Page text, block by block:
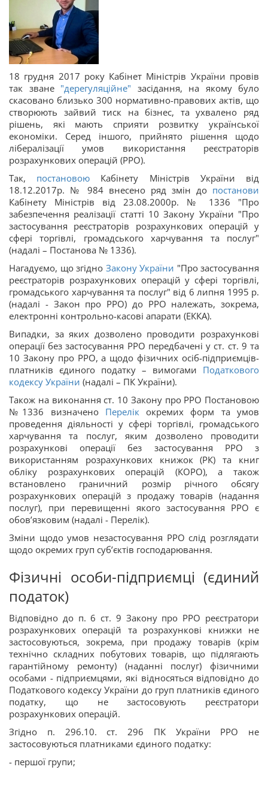
18 грудня 2017 року Кабінет Міністрів України провів
так зване "дерегуляційне" засідання, на якому було
скасовано близько 300 нормативно-правових актів, що
створюють зайвий тиск на бізнес, та ухвалено ряд
рішень, які мають сприяти розвитку української
економіки. Серед іншого, прийнято рішення щодо
лібералізації умов використання реєстраторів
розрахункових операцій (РРО).
Так, постановою Кабінету Міністрів України від
18.12.2017р. № 984 внесено ряд змін до постанови
Кабінету Міністрів від 23.08.2000р. № 1336 "Про
забезпечення реалізації статті 10 Закону України "Про
застосування реєстраторів розрахункових операцій у
сфері торгівлі, громадського харчування та послуг"
(надалі – Постанова № 1336).
Нагадуємо, що згідно Закону України "Про застосування
реєстраторів розрахункових операцій у сфері торгівлі,
громадського харчування та послуг" від 6 липня 1995 р.
(надалі - Закон про РРО) до РРО належать, зокрема,
електронні контрольно-касові апарати (ЕККА).
Випадки, за яких дозволено проводити розрахункові
операції без застосування РРО передбачені у ст. ст. 9 та
10 Закону про РРО, а щодо фізичних осіб-підприємців-
платників єдиного податку – вимогами Податкового
кодексу України (надалі – ПК України).
Також на виконання ст. 10 Закону про РРО Постановою
№1336 визначено Перелікокремих форм та умов
проведення діяльності у сфері торгівлі, громадського
харчування та послуг, яким дозволено проводити
розрахункові операції без застосування РРО з
використанням розрахункових книжок (РК) та книг
обліку розрахункових операцій (КОРО), а також
встановлено граничний розмір річного обсягу
розрахункових операцій з продажу товарів (надання
послуг), при перевищенні якого застосування РРО є
обов’язковим (надалі - Перелік).
Зміни щодо умов незастосування РРО слід розглядати
щодо окремих груп суб’єктів господарювання.
Фізичні особи-підприємці (єдиний
податок)
Відповідно до п. 6 ст. 9 Закону про РРО реєстратори
розрахункових операцій та розрахункові книжки не
застосовуються, зокрема, при продажу товарів (крім
технічно складних побутових товарів, що підлягають
гарантійному ремонту) (наданні послуг) фізичними
особами - підприємцями, які відносяться відповідно до
Податкового кодексу України до груп платників єдиного
податку, що не застосовують реєстратори
розрахункових операцій.
Згідно п. 296.10. ст. 296 ПК України РРО не
застосовуються платниками єдиного податку:
- першої групи;